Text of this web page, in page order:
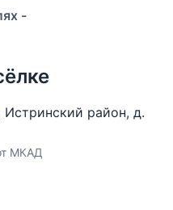
внутреннего
открывается
с выходом на
санузел,
со своим
-
Истринский район, д.
МКАД